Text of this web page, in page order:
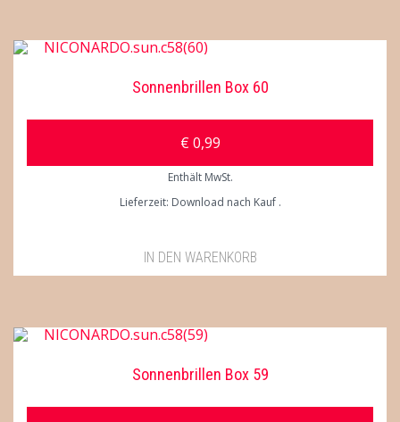
Sonnenbrillen Box 60
€0,99
Enthält MwSt.
Lieferzeit: Download nach Kauf
IN DEN WARENKORB
Sonnenbrillen Box 59